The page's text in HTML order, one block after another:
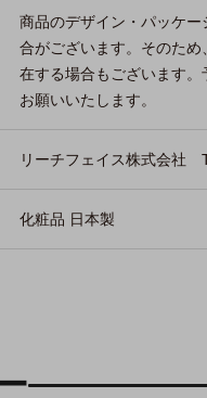
商品のデザイン・パッケ
合がございます。そのた
在する場合もございます。
お願いいたします。
リーチフェイス株式会社
化粧品 日本製